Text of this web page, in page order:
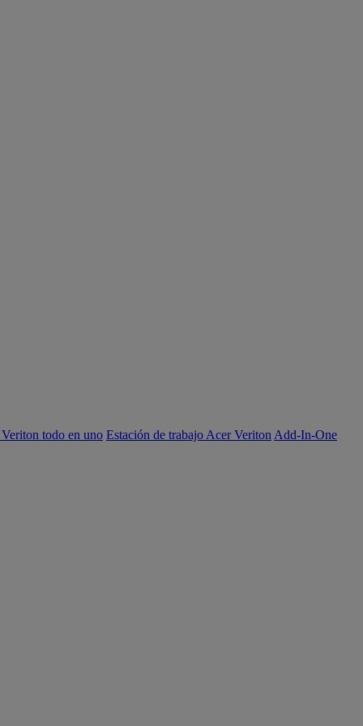
todo en uno Estación de trabajo Acer Veriton Add-In-One